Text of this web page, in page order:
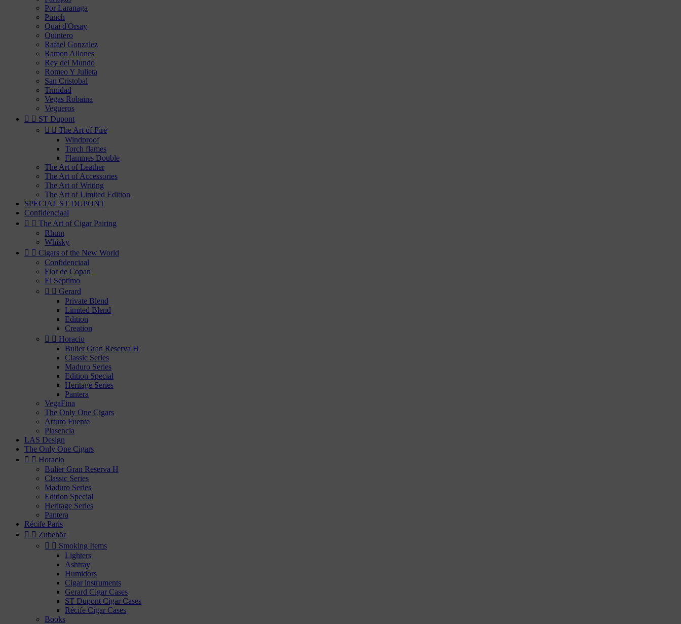
Por Laranaga
Punch
Quai d'Orsay
Quintero
Rafael Gonzalez
Ramon Allones
Rey del Mundo
Romeo Y Julieta
San Cristobal
Trinidad
Vegas Robaina
Vegueros
  ST Dupont
  The Art of Fire
Windproof
Torch flames
Flammes Double
The Art of Leather
The Art of Accessories
The Art of Writing
The Art of Limited Edition
SPECIAL ST DUPONT
Confidenciaal
  The Art of Cigar Pairing
Rhum
Whisky
  Cigars of the New World
Confidenciaal
Flor de Copan
El Septimo
  Gerard
Private Blend
Limited Blend
Edition
Creation
  Horacio
Bulier Gran Reserva H
Classic Series
Maduro Series
Edition Special
Heritage Series
Pantera
VegaFina
The Only One Cigars
Arturo Fuente
Plasencia
LAS Design
The Only One Cigars
  Horacio
Bulier Gran Reserva H
Classic Series
Maduro Series
Edition Special
Heritage Series
Pantera
Récife Paris
  Zubehör
  Smoking Items
Lighters
Ashtray
Humidors
Cigar instruments
Gerard Cigar Cases
ST Dupont Cigar Cases
Récife Cigar Cases
Books